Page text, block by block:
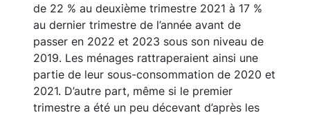
de 22 % au deuxième trimestre 2021 à 17 %
au dernier trimestre de l’année avant de
passer en 2022 et 2023 sous son niveau de
2019. Les ménages rattraperaient ainsi une
partie de leur sous-consommation de 2020 et
2021. D’autre part, même si le premier
trimestre a été un peu décevant d’après les